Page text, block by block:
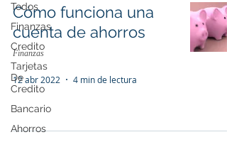
Todos
Finanzas
Credito
Tarjetas
De
Credito
Bancario
Ahorros
Cómo funciona una
cuenta de ahorros
Finanzas
12 abr 2022 4 min de lectura